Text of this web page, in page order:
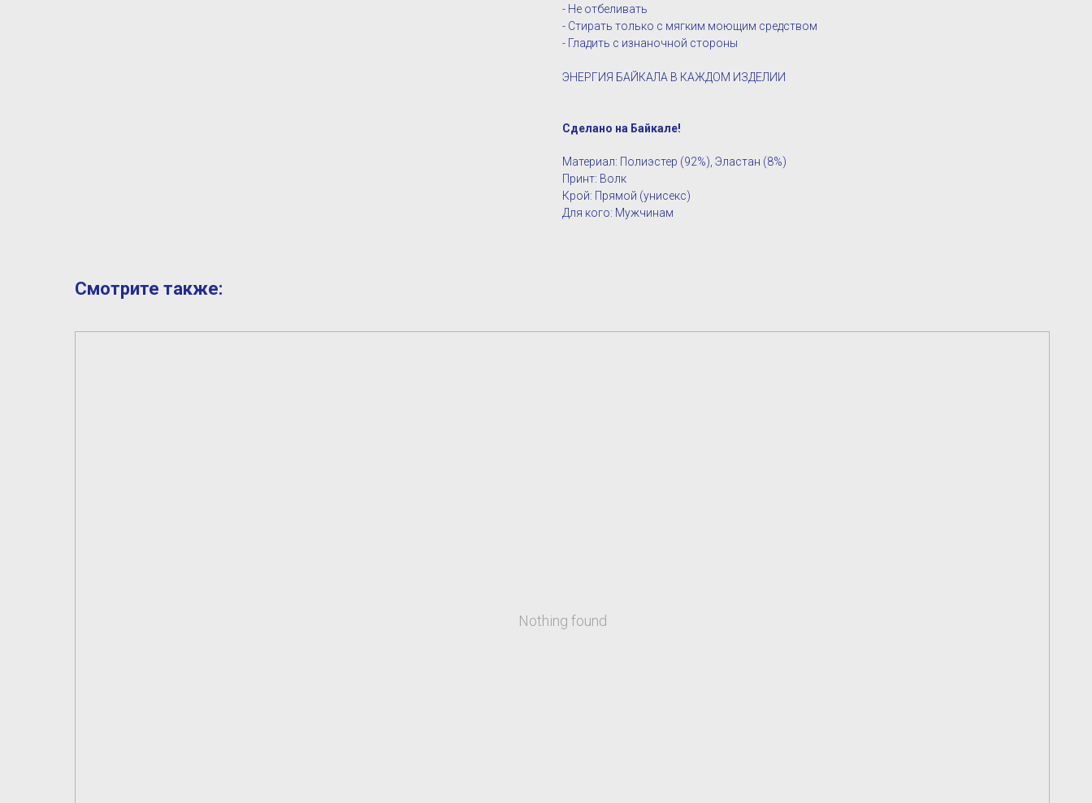
- Не отбеливать
- Стирать только с мягким моющим средством
- Гладить с изнаночной стороны
ЭНЕРГИЯ БАЙКАЛА В КАЖДОМ ИЗДЕЛИИ
Сделано на Байкале!
Материал: Полиэстер (92%), Эластан (8%)
Принт: Волк
Крой: Прямой (унисекс)
Для кого: Мужчинам
Смотрите также:
Nothing found